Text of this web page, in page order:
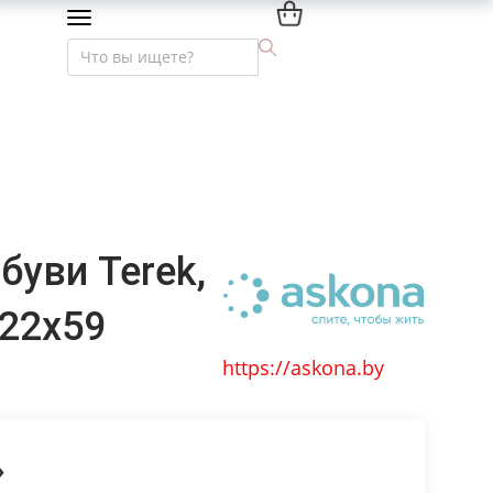
Terek,
https://askona.by